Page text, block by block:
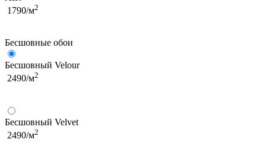
1790/м2
Бесшовные обои
Бесшовный Velour
2490/м2
Бесшовный Velvet
2490/м2